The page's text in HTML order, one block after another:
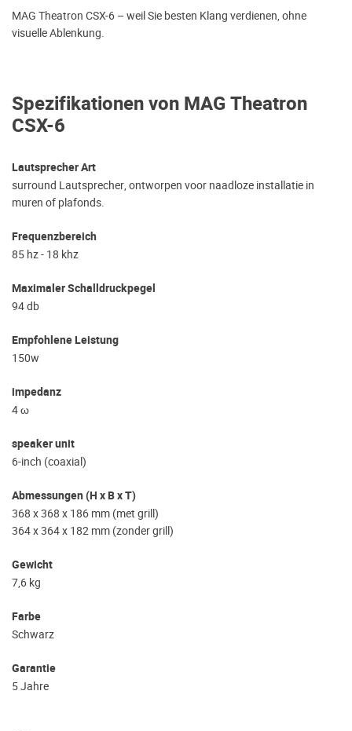
Spezifikationen von MAG Theatron
CSX-6
Lautsprecher Art
surround Lautsprecher, ontworpen voor naadloze installatie in
muren of plafonds.
Frequenzbereich
85 hz - 18 khz
Maximaler Schalldruckpegel
94 db
Empfohlene Leistung
150w
impedanz
4 ω
speaker unit
6-inch (coaxial)
Abmessungen (H x B x T)
368 x 368 x 186 mm (met grill)
364 x 364 x 182 mm (zonder grill)
Gewicht
7,6 kg
Farbe
Schwarz
Garantie
5 Jahre
MAG Theatron CSX-6 – weil Sie besten Klang verdienen, ohne
visuelle Ablenkung.